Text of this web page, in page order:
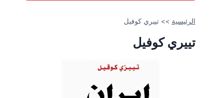
الرئيسية >>تييري كوفيل
تييري كوفيل